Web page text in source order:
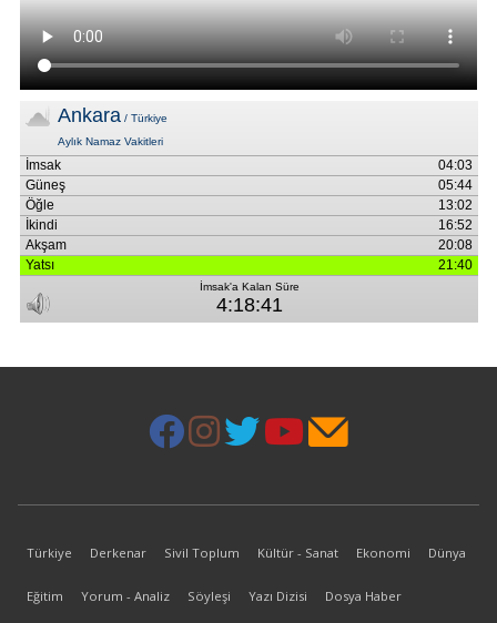
Türkiye Derkenar Sivil Toplum Kültür - Sanat Ekonomi Dünya
Eğitim Yorum - Analiz Söyleşi Yazı Dizisi Dosya Haber